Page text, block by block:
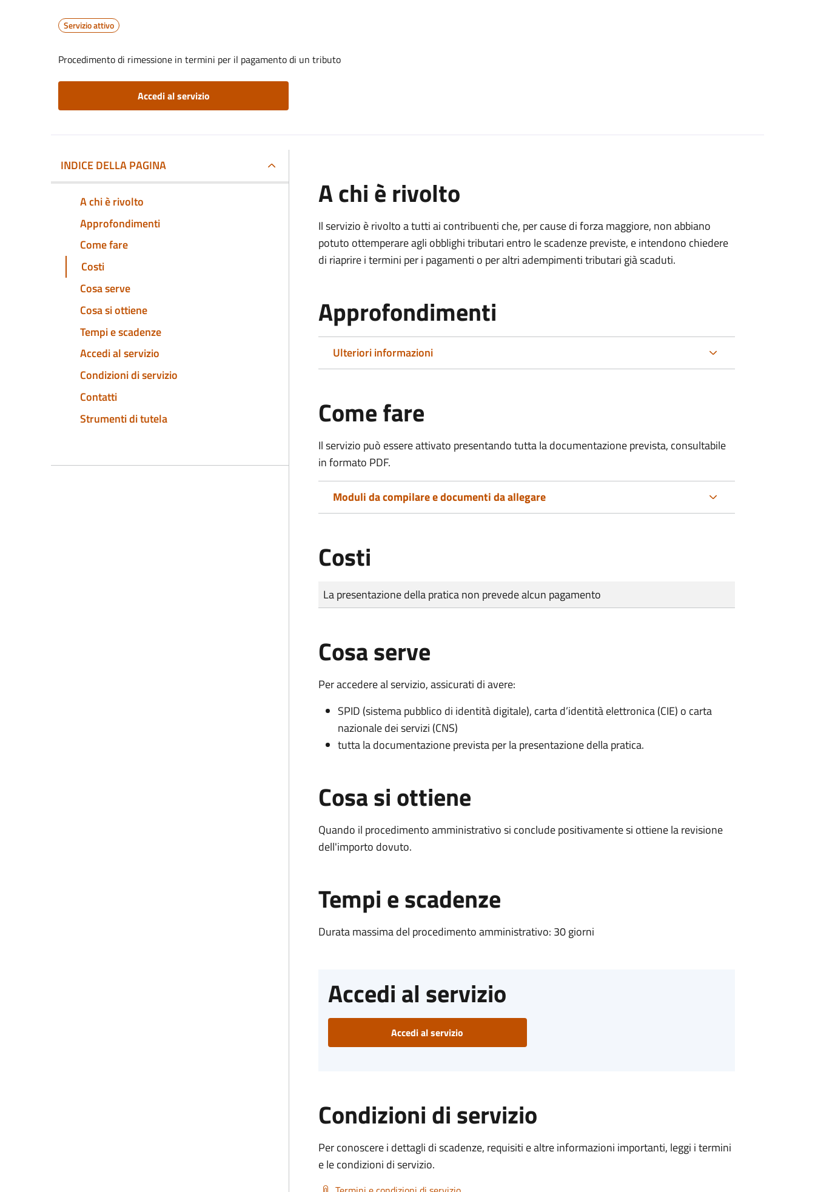
Servizio attivo
Procedimento di rimessione in termini per il pagamento di un tributo
Accedi al servizio
INDICE DELLA PAGINA
A chi è rivolto
Approfondimenti
Come fare
Costi
Cosa serve
Cosa si ottiene
Tempi e scadenze
Accedi al servizio
Condizioni di servizio
Contatti
Strumenti di tutela
A chi è rivolto
Il servizio è rivolto a tutti ai contribuenti che, per cause di forza maggiore, non abbiano
potuto ottemperare agli obblighi tributari entro le scadenze previste, e intendono chiedere
di riaprire i termini per i pagamenti o per altri adempimenti tributari già scaduti.
Approfondimenti
Ulteriori informazioni
Come fare
Il servizio può essere attivato presentando tutta la documentazione prevista, consultabile
in formato PDF.
Moduli da compilare e documenti da allegare
Costi
Tipo di pagamento
Importo
La presentazione della pratica non prevede alcun pagamento
Cosa serve
Per accedere al servizio, assicurati di avere:
SPID (sistema pubblico di identità digitale), carta d’identità elettronica (CIE) o carta
nazionale dei servizi (CNS)
tutta la documentazione prevista per la presentazione della pratica.
Cosa si ottiene
Quando il procedimento amministrativo si conclude positivamente si ottiene la revisione
dell'importo dovuto.
Tempi e scadenze
Durata massima del procedimento amministrativo: 30 giorni
Accedi al servizio
Accedi al servizio
Condizioni di servizio
Per conoscere i dettagli di scadenze, requisiti e altre informazioni importanti, leggi i termini
e le condizioni di servizio.